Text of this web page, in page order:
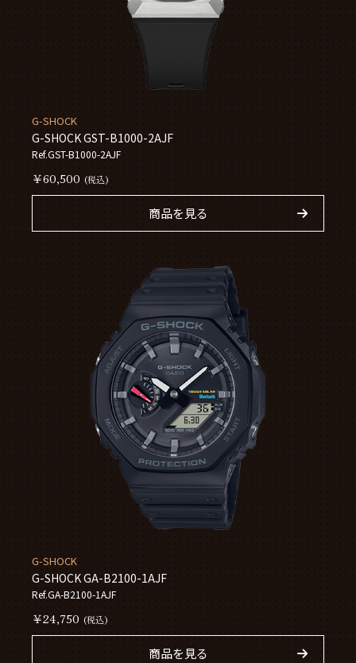
G-SHOCK
G-SHOCK GST-B1000-2AJF
Ref.GST-B1000-2AJF
￥60,500 (税込)
商品を見る
G-SHOCK
G-SHOCK GA-B2100-1AJF
Ref.GA-B2100-1AJF
￥24,750 (税込)
商品を見る